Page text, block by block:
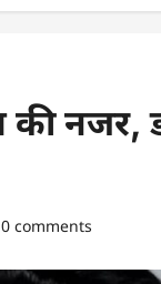
नजर,
0 comments